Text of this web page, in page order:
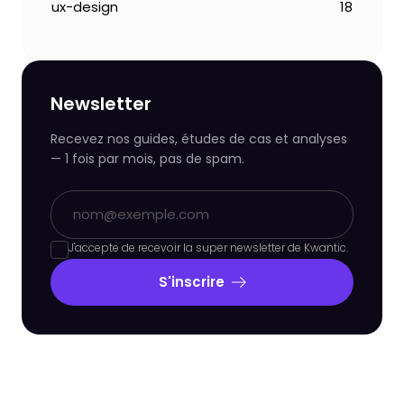
ux-design 18
Newsletter
Recevez nos guides, études de cas et analyses
— 1 fois par mois, pas de spam.
J'accepte de recevoir la super newsletter de Kwantic.
S'inscrire